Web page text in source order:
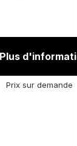
Plus
Prix sur demande